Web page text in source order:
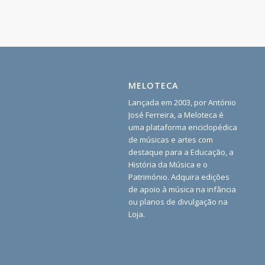
MELOTECA
Lançada em 2003, por António
José Ferreira, a Meloteca é
uma plataforma enciclopédica
de músicas e artes com
destaque para a Educação, a
História da Música e o
Património. Adquira edições
de apoio à música na infância
ou planos de divulgação na
Loja.